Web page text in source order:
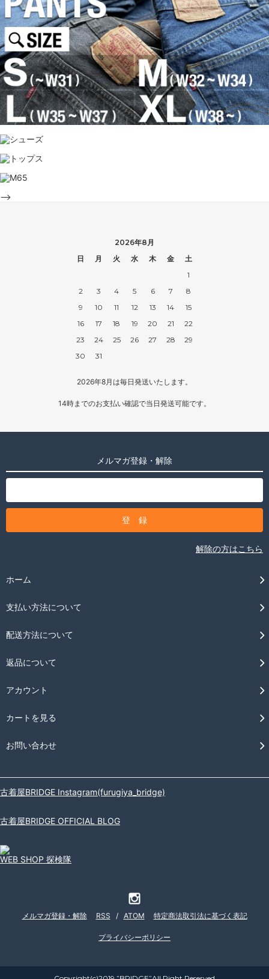
-->
2026年8月
日
月 火 水 木 金
土
1
2
3 4 5 6 7
8
9
10 11 12 13 14
15
16
17 18 19 20 21
22
23
24 25 26 27 28
29
30
31
2026年8月は毎日発送いたします。
14時までのお支払い確認で当日発送可能です。
メルマガ登録・解除
解除の方はこちら
ホーム
支払い方法について
配送方法について
返品について
アカウント
カートを見る
お問い合わせ
古着屋BRIDGE Instagram(furugiya_bridge)
古着屋BRIDGE OFFICIAL BLOG
WEB SHOP 探検隊
メルマガ登録・解除 RSS / ATOM 特定商法取引法に基づく表記
プライバシーポリシー